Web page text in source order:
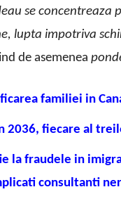
se
lupta impotriva
de asemenea
familiei in
2036, fiecare al
la fraudele in
consultanti